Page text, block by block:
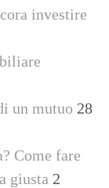
investire
un mutuo 28
Come fare
giusta 2